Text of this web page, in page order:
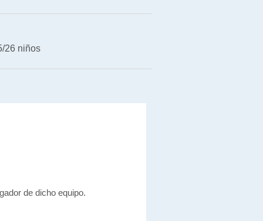
26 niños
de dicho equipo.